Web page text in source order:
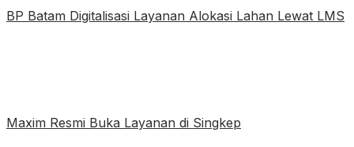
BP Batam Digitalisasi Layanan Alokasi Lahan Lewat LMS
Maxim Resmi Buka Layanan di Singkep